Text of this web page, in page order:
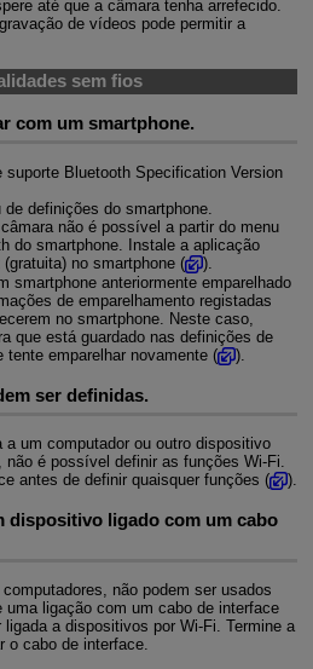
até que a câmara tenha arrefecido.
de vídeos pode permitir a
sem fios
com um smartphone.
suporte Bluetooth Specification Version
definições do smartphone.
não é possível a partir do menu
do smartphone. Instale a aplicação
no smartphone (
).
smartphone anteriormente emparelhado
de emparelhamento registadas
no smartphone. Neste caso,
que está guardado nas definições de
tente emparelhar novamente (
).
ser definidas.
a um computador ou outro dispositivo
é possível definir as funções Wi-Fi
antes de definir quaisquer funções (
).
dispositivo ligado com um cabo
não podem ser usados
uma ligação com um cabo de interface
a dispositivos por Wi-Fi . Termine a
o cabo de interface.